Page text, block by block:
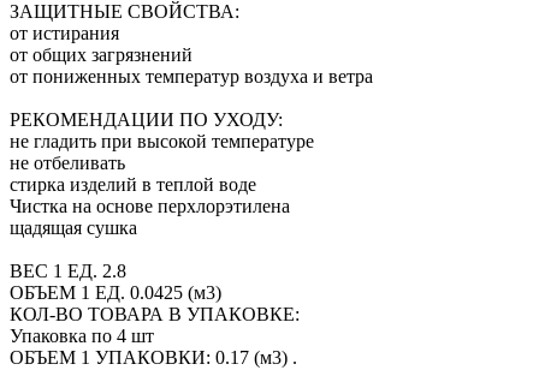
ЗАЩИТНЫЕ СВОЙСТВА:
от истирания
от общих загрязнений
от пониженных температур воздуха и ветра
РЕКОМЕНДАЦИИ ПО УХОДУ:
не гладить при высокой температуре
не отбеливать
стирка изделий в теплой воде
Чистка на основе перхлорэтилена
щадящая сушка
ВЕС 1 ЕД. 2.8
ОБЪЕМ 1 ЕД. 0.0425 (м3)
КОЛ-ВО ТОВАРА В УПАКОВКЕ:
Упаковка по 4 шт
ОБЪЕМ 1 УПАКОВКИ: 0.17 (м3) .